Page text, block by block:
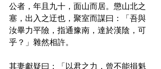
公者，年且九十，面山而居。懲山北之
塞，出入之迂也，聚室而謀曰：「吾與
汝畢力平險，指通豫南，達於漢陰，可
乎？」雜然相許。
其妻獻疑曰：「以君之力，曾不能損魁